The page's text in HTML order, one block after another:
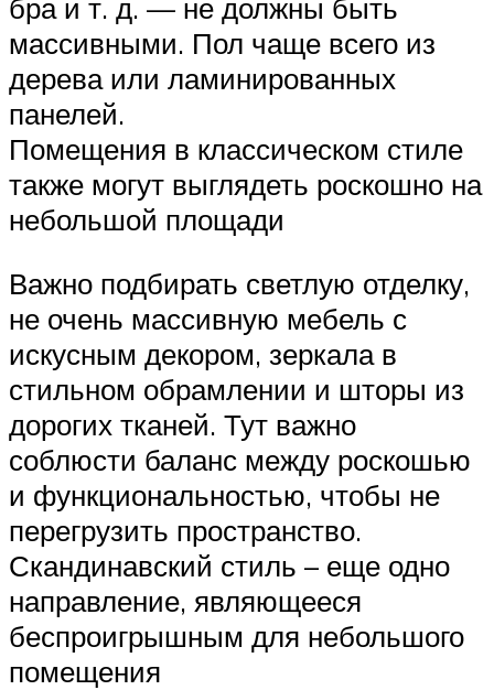
бра и т. д. — не должны быть
массивными. Пол чаще всего из
дерева или ламинированных
панелей.
Помещения в классическом стиле
также могут выглядеть роскошно на
небольшой площади
Важно подбирать светлую отделку,
не очень массивную мебель с
искусным декором, зеркала в
стильном обрамлении и шторы из
дорогих тканей. Тут важно
соблюсти баланс между роскошью
и функциональностью, чтобы не
перегрузить пространство.
Скандинавский стиль – еще одно
направление, являющееся
беспроигрышным для небольшого
помещения